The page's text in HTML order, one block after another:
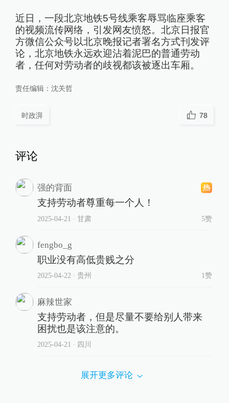
近日，一段北京地铁5号线乘客辱骂临座乘客
的视频流传网络，引发网友愤怒。北京日报官
方微信公众号以北京晚报记者署名方式刊发评
论，北京地铁永远欢迎沾着泥巴的普通劳动
者，任何对劳动者的歧视都该被逐出车厢。
责任编辑： 沈关哲
时政湃 78
评论
强的背面
支持劳动者尊重每一个人！
2025-04-21 ∙ 甘肃 5赞
fengbo_g
职业没有高低贵贱之分
2025-04-22 ∙ 贵州 1赞
麻辣世家
支持劳动者，但是尽量不要给别人带来
困扰也是该注意的。
2025-04-21 ∙ 四川
展开更多评论